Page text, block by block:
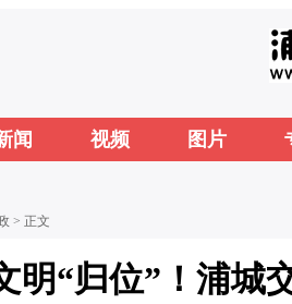
闻 视频 图片
> 正文
明“归位”！浦城